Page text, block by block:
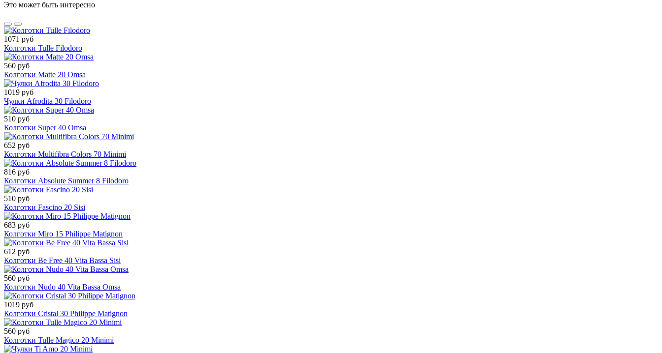
Это может быть интересно
1071 руб
Колготки Tulle Filodoro
560 руб
Колготки Matte 20 Omsa
1019 руб
Чулки Afrodita 30 Filodoro
510 руб
Колготки Super 40 Omsa
652 руб
Колготки Multifibra Colors 70 Minimi
816 руб
Колготки Absolute Summer 8 Filodoro
510 руб
Колготки Fascino 20 Sisi
683 руб
Колготки Miro 15 Philippe Matignon
612 руб
Колготки Be Free 40 Vita Bassa Sisi
560 руб
Колготки Nudo 40 Vita Bassa Omsa
1019 руб
Колготки Cristal 30 Philippe Matignon
560 руб
Колготки Tulle Magico 20 Minimi